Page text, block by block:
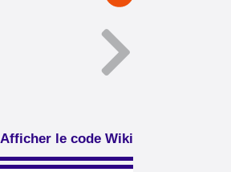
Afficher le code Wiki